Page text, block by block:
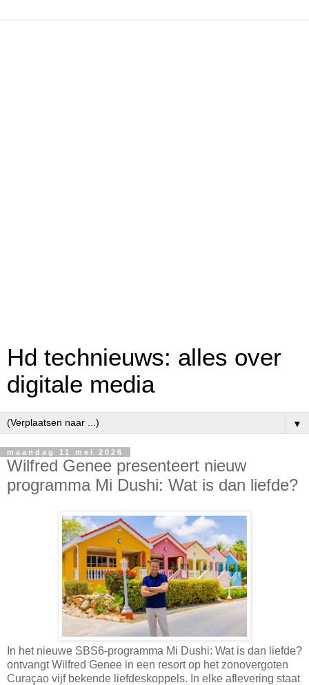
Hd technieuws: alles over
digitale media
▼
maandag 11 mei 2026
Wilfred Genee presenteert nieuw
programma Mi Dushi: Wat is dan liefde?
In het nieuwe SBS6-programma Mi Dushi: Wat is dan liefde?
ontvangt Wilfred Genee in een resort op het zonovergoten
Curaçao vijf bekende liefdeskoppels. In elke aflevering staat